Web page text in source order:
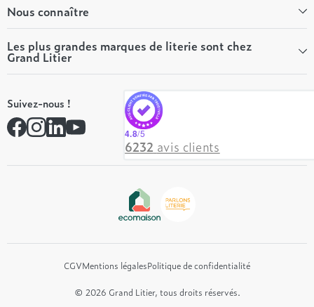
Bien-être
Conseils literie
Tous les articles du Mag
Tous nos guides
Nous connaître
Qui sommes-nous ?
Nos valeurs
Nos engagements
Rejoindre notre réseau
Contactez-nous
Les plus grandes marques de literie sont chez
Grand Litier
André Renault
Simmons
Hôtel & Lodge
Suivez-nous !
4.8/5
6232 avis clients
CGVMentions légalesPolitique de confidentialité
© 2026 Grand Litier, tous droits réservés.